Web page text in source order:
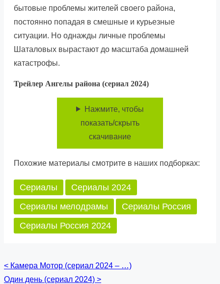
бытовые проблемы жителей своего района,
постоянно попадая в смешные и курьезные
ситуации. Но однажды личные проблемы
Шаталовых вырастают до масштаба домашней
катастрофы.
Трейлер Ангелы района (сериал 2024)
Нажмите, чтобы
показать/скрыть
скачивание
Похожие материалы смотрите в наших подборках:
Сериалы
Сериалы 2024
Сериалы мелодрамы
Сериалы Россия
Сериалы Россия 2024
Posts
< Камера Мотор (сериал 2024 – …)
Один день (сериал 2024) >